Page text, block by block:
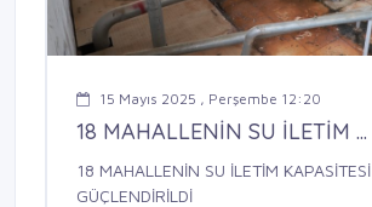
15 Mayıs 2025 , Perşembe 12:20
18 MAHALLENİN SU İLETİM ...
18 MAHALLENİN SU İLETİM KAPASİTESİ
GÜÇLENDİRİLDİ